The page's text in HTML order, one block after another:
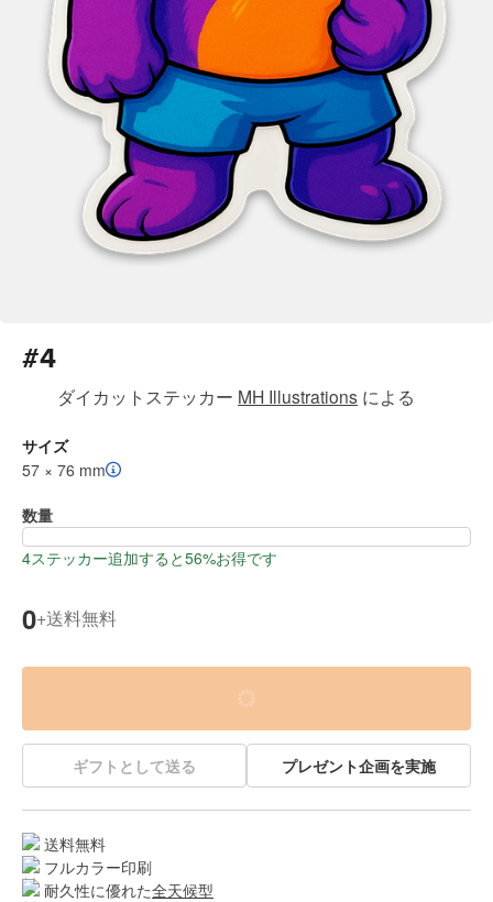
#4
ダイカットステッカー MH Illustrations による
サイズ
57 × 76 mm
数量
4ステッカー追加すると56%お得です
0+送料無料
ギフトとして送る プレゼント企画を実施
送料無料
フルカラー印刷
耐久性に優れた全天候型